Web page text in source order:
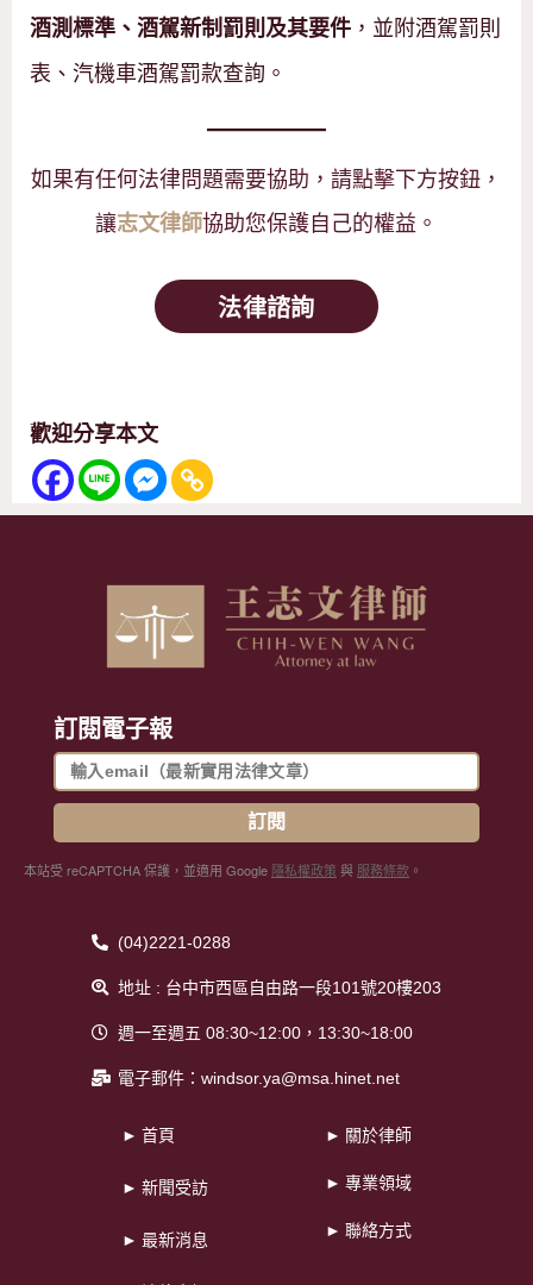
酒測標準、酒駕新制罰則及其要件，並附酒駕罰則
表、汽機車酒駕罰款查詢。
如果有任何法律問題需要協助，請點擊下方按鈕，
讓志文律師協助您保護自己的權益。
法律諮詢
歡迎分享本文
訂閱電子報
訂閱
本站受 reCAPTCHA 保護，並適用 Google 隱私權政策與 服務條款 。
(04)2221-0288
地址 : 台中市西區自由路一段101號20樓203
週一至週五 08:30~12:00，13:30~18:00
電子郵件：windsor.ya@msa.hinet.net
► 首頁
► 新聞受訪
► 最新消息
► 關於律師
► 專業領域
► 聯絡方式